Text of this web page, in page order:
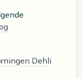
Dehli